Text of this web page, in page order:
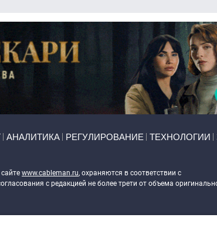
АНАЛИТИКА РЕГУЛИРОВАНИЕ ТЕХНОЛОГИИ
www.cableman.ru, охраняются в соответствии с
с редакцией не более трети от объема